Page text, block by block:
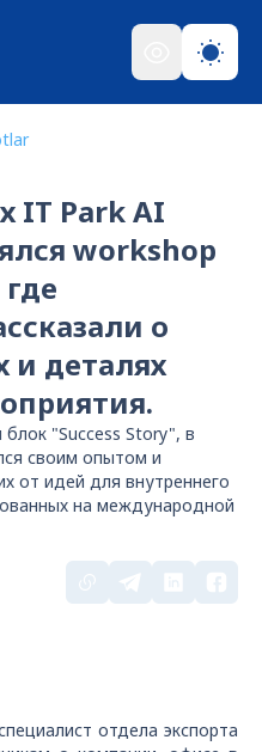
IT Park AI
workshop
о
и деталях
"Success Story", в
своим опытом и
от идей для внутреннего
на международной
отдела экспорта